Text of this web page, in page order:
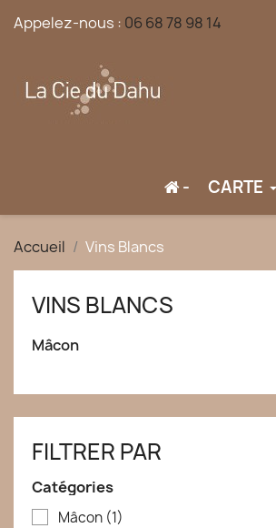
Appelez-nous : 06 68 78 98 14
- CARTE
Accueil Vins Blancs
VINS BLANCS
Mâcon
FILTRER PAR
Catégories
Mâcon (1)